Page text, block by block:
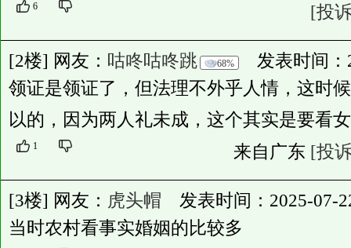
6 [投
[2楼] 网友： 咕咚咕咚跳 68%
发表时间：
领证是领证了，但法理不外乎人情，这时
以的，因为两人礼未成，这个其实是要看
1 来自广东 [投
[3楼] 网友： 虎头帽 发表时间：2025-07-
当时农村看事实婚姻的比较多